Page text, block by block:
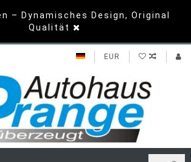
– Dynamisches Design, Original
Qualität
EUR